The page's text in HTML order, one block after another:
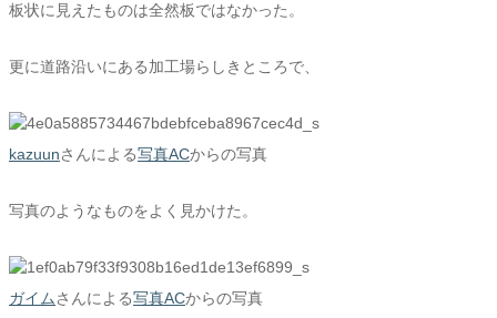
板状に見えたものは全然板ではなかった。
更に道路沿いにある加工場らしきところで、
kazuunさんによる写真ACからの写真
写真のようなものをよく見かけた。
ガイム さんによる写真ACからの写真